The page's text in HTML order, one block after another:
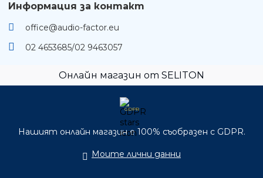
Информация за контакт
office@audio-factor.eu
02 4653685/02 9463057
Онлайн магазин от SELITON
GDPR
Нашият онлайн магазин е 100% съобразен с GDPR.
Моите лични данни